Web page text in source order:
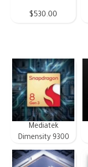
$530.00
Mediatek
Dimensity 9300